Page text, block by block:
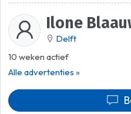
Ilone
Delft
10 weken actief
Alle advertenties »